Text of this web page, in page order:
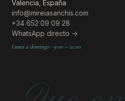
Valencia, España
info@mireiasanchis.com
+34 652 09 09 28
WhatsApp directo →
Lunes a domingo · 9:00 – 21:00